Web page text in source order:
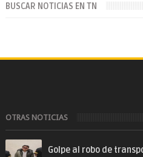
BUSCAR NOTICIAS EN TN
OTRAS NOTICIAS
Golpe al robo de